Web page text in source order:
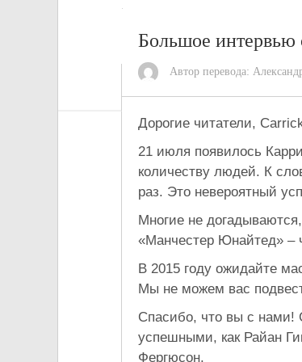
Большое интервью
Автор перевода:
Дорогие читатели,
21 июля появилось
количеству людей. К
раз. Это невероятный
Многие не
«Манчестер Юнайтед» –
В 2015 году ожидайте
Мы не можем вас
Спасибо, что вы с
успешными, как Райан
Фергюсон.